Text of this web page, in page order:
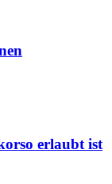
erlaubt ist